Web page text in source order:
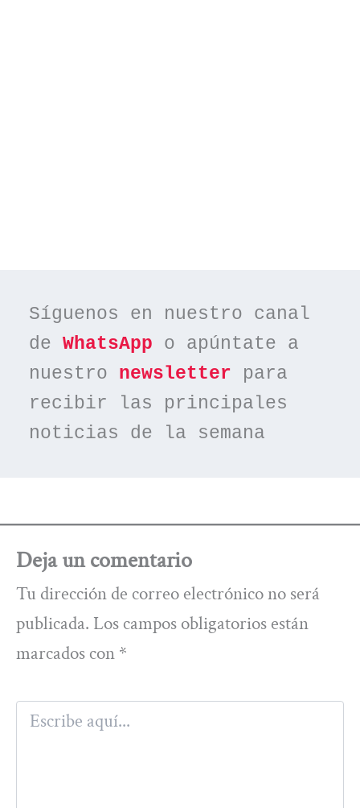
Síguenos en nuestro canal
de WhatsApp o apúntate a
nuestro newsletter para
recibir las principales
noticias de la semana
Deja un comentario
Tu dirección de correo electrónico no será
publicada. Los campos obligatorios están
marcados con *
Escribe
aquí...